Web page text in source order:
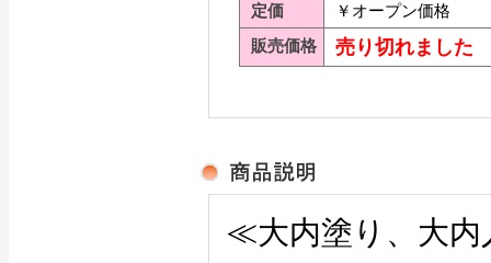
定価
￥オープン価格
販売価格
売り切れました
≪大内塗り、大